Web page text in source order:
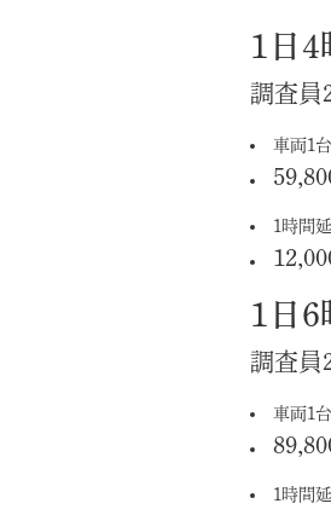
1日4
調査員
車両1
1時間
1日6
調査員
車両1
1時間